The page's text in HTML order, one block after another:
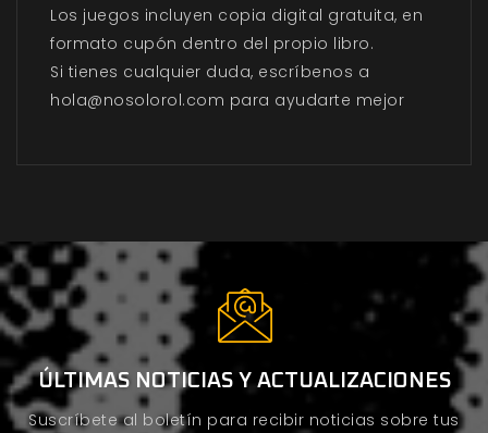
Los juegos incluyen copia digital gratuita, en
formato cupón dentro del propio libro.
Si tienes cualquier duda, escríbenos a
hola@nosolorol.com para ayudarte mejor
ÚLTIMAS NOTICIAS Y ACTUALIZACIONES
Suscríbete al boletín para recibir noticias sobre tus